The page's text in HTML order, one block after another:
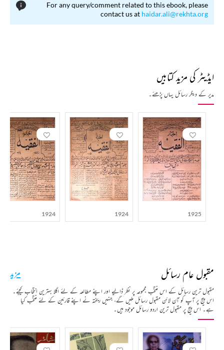
For any query/comment related to this ebook, please
contact us at haidar.ali@rekhta.org
ایڈیٹر کی مزید کتابیں
مدیر کے دیگر رسائل یہاں پڑھئے۔
1925
1924
1924
مقبول عام رسائل
مقبول ترین رسائل کے اس منتخب مجموعہ پر نظر ڈالیے اور اپنے مطالعہ کے لئے اگلا بہترین انتخاب کیجئے۔
اس پیج پر آپ کو آن لائن مقبول رسائل ملیں گے، جنہیں ریختہ نے اپنے قارئین کے لئے منتخب کیا
ہے۔ اس پیج پر مقبول ترین اردو رسائل موجود ہیں۔
مزید